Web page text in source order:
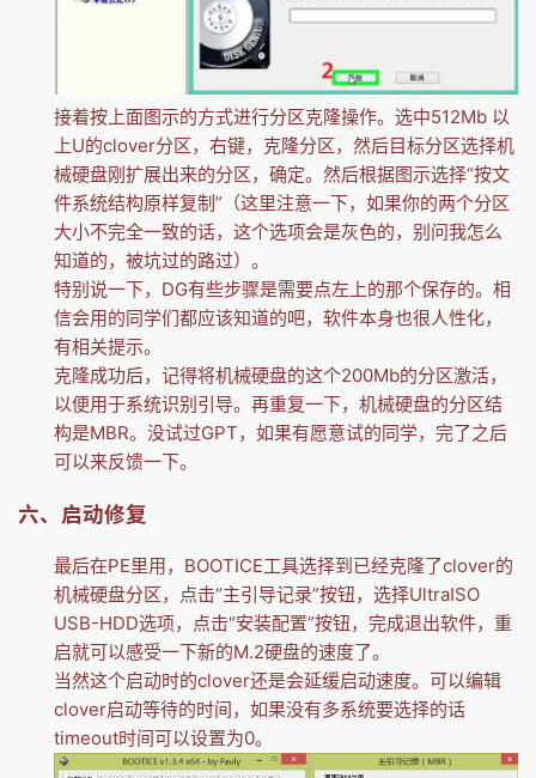
接着按上面图示的方式进行分区克隆操作。选中512Mb 以
上U的clover分区，右键，克隆分区，然后目标分区选择机
械硬盘刚扩展出来的分区，确定。然后根据图示选择“按文
件系统结构原样复制”（这里注意一下，如果你的两个分区
大小不完全一致的话，这个选项会是灰色的，别问我怎么
知道的，被坑过的路过）。
特别说一下，DG有些步骤是需要点左上的那个保存的。相
信会用的同学们都应该知道的吧，软件本身也很人性化，
有相关提示。
克隆成功后，记得将机械硬盘的这个200Mb的分区激活，
以便用于系统识别引导。再重复一下，机械硬盘的分区结
构是MBR。没试过GPT，如果有愿意试的同学，完了之后
可以来反馈一下。
六、启动修复
最后在PE里用，BOOTICE工具选择到已经克隆了clover的
机械硬盘分区，点击“主引导记录”按钮，选择UltraISO
USB-HDD选项，点击“安装配置”按钮，完成退出软件，重
启就可以感受一下新的M.2硬盘的速度了。
当然这个启动时的clover还是会延缓启动速度。可以编辑
clover启动等待的时间，如果没有多系统要选择的话
timeout时间可以设置为0。